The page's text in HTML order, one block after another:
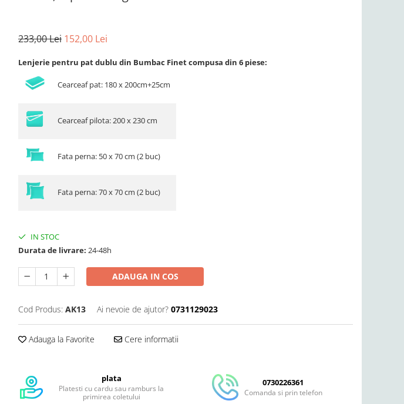
233,00 Lei 152,00 Lei
Lenjerie pentru pat dublu din Bumbac Finet compusa din 6 piese:
Cearceaf pat: 180 x 200cm+25cm
Cearceaf pilota: 200 x 230 cm
Fata perna: 50 x 70 cm (2 buc)
Fata perna: 70 x 70 cm (2 buc)
IN STOC
Durata de livrare: 24-48h
ADAUGA IN COS
Cod Produs: AK13 Ai nevoie de ajutor? 0731129023
Adauga la Favorite Cere informatii
plata
Platesti cu cardu sau ramburs la
primirea coletului
0730226361
Comanda si prin telefon